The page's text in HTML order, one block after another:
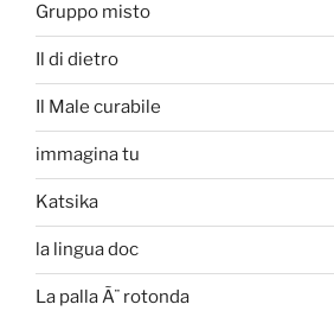
Gruppo misto
Il di dietro
Il Male curabile
immagina tu
Katsika
la lingua doc
La palla Ã¨ rotonda